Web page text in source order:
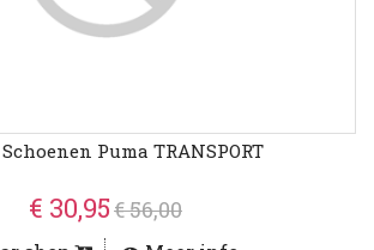
Puma TRANSPORT
€ 30,95€ 56,00